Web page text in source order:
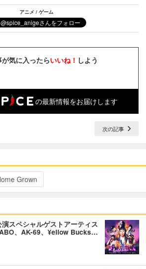
アニメ / ゲーム
気に入ったらいいね！ しよう
の最新情報をお届けします
次の記事
Grown
スペシャルゲストアーティス
、AK-69、¥ellow Bucks…